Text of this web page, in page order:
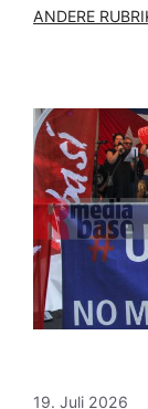
ANDERE
19. Juli 2026